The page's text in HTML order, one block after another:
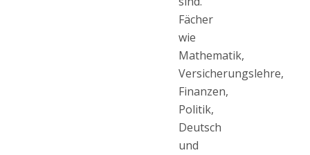
Fächer
wie
Mathematik,
Versicherungslehre,
Finanzen,
Politik,
Deutsch
und